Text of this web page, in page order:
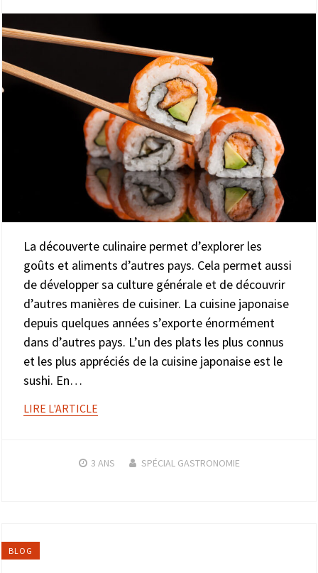
La découverte culinaire permet d’explorer les
goûts et aliments d’autres pays. Cela permet aussi
de développer sa culture générale et de découvrir
d’autres manières de cuisiner. La cuisine japonaise
depuis quelques années s’exporte énormément
dans d’autres pays. L’un des plats les plus connus
et les plus appréciés de la cuisine japonaise est le
sushi. En…
LIRE L'ARTICLE
3 ANS SPÉCIAL GASTRONOMIE
BLOG